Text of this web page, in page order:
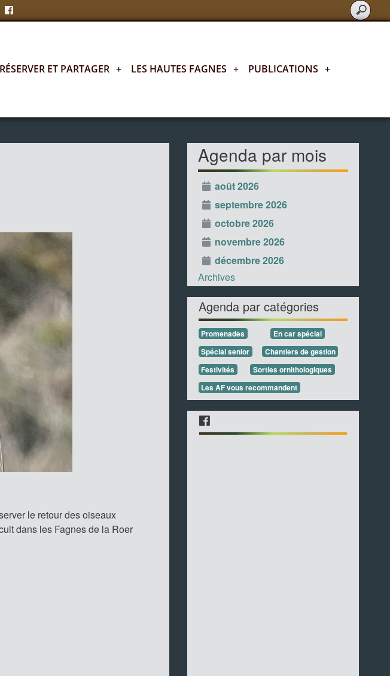
ET PARTAGER + LES HAUTES FAGNES + PUBLICATIONS +
le retour des oiseaux
dans les Fagnes de la Roer
Agenda par mois
août 2026
septembre 2026
octobre 2026
novembre 2026
décembre 2026
Archives
Agenda par catégories
Promenades
En car spécial
Spécial senior
Chantiers de gestion
Festivités
Sorties ornithologiques
Les AF vous recommandent